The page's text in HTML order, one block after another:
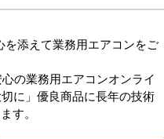
添えて業務用エアコンをご
の業務用エアコンオンライ
に」優良商品に長年の技術
す。